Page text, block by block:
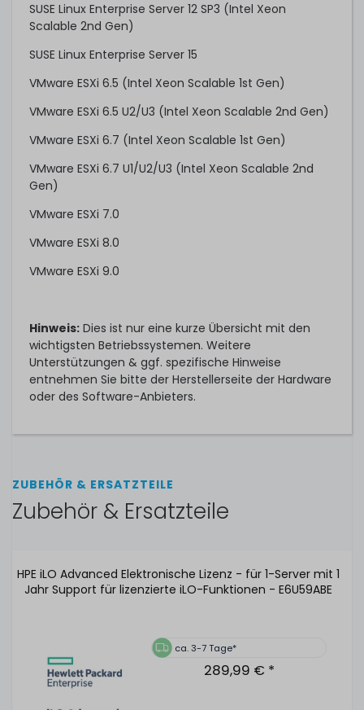
SUSE Linux Enterprise Server 12 SP3 (Intel Xeon
Scalable 2nd Gen)
SUSE Linux Enterprise Server 15
VMware ESXi 6.5 (Intel Xeon Scalable 1st Gen)
VMware ESXi 6.5 U2/U3 (Intel Xeon Scalable 2nd Gen)
VMware ESXi 6.7 (Intel Xeon Scalable 1st Gen)
VMware ESXi 6.7 U1/U2/U3 (Intel Xeon Scalable 2nd
Gen)
VMware ESXi 7.0
VMware ESXi 8.0
VMware ESXi 9.0
Hinweis: Dies ist nur eine kurze Übersicht mit den
wichtigsten Betriebssystemen. Weitere
Unterstützungen & ggf. spezifische Hinweise
entnehmen Sie bitte der Herstellerseite der Hardware
oder des Software-Anbieters.
ZUBEHÖR & ERSATZTEILE
Zubehör & Ersatzteile
HPE iLO Advanced Elektronische Lizenz - für 1-Server mit 1
Jahr Support für lizenzierte iLO-Funktionen - E6U59ABE
ca. 3-7 Tage*
289,99 € *